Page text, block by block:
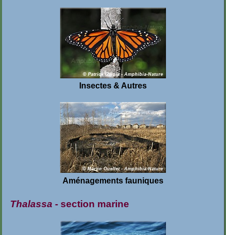
Insectes & Autres
Aménagements fauniques
Thalassa - section marine